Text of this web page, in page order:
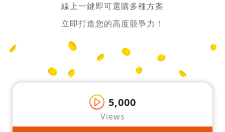
線上一鍵即可選購多種方案
立即打造您的高度競爭力！
5,000
Views